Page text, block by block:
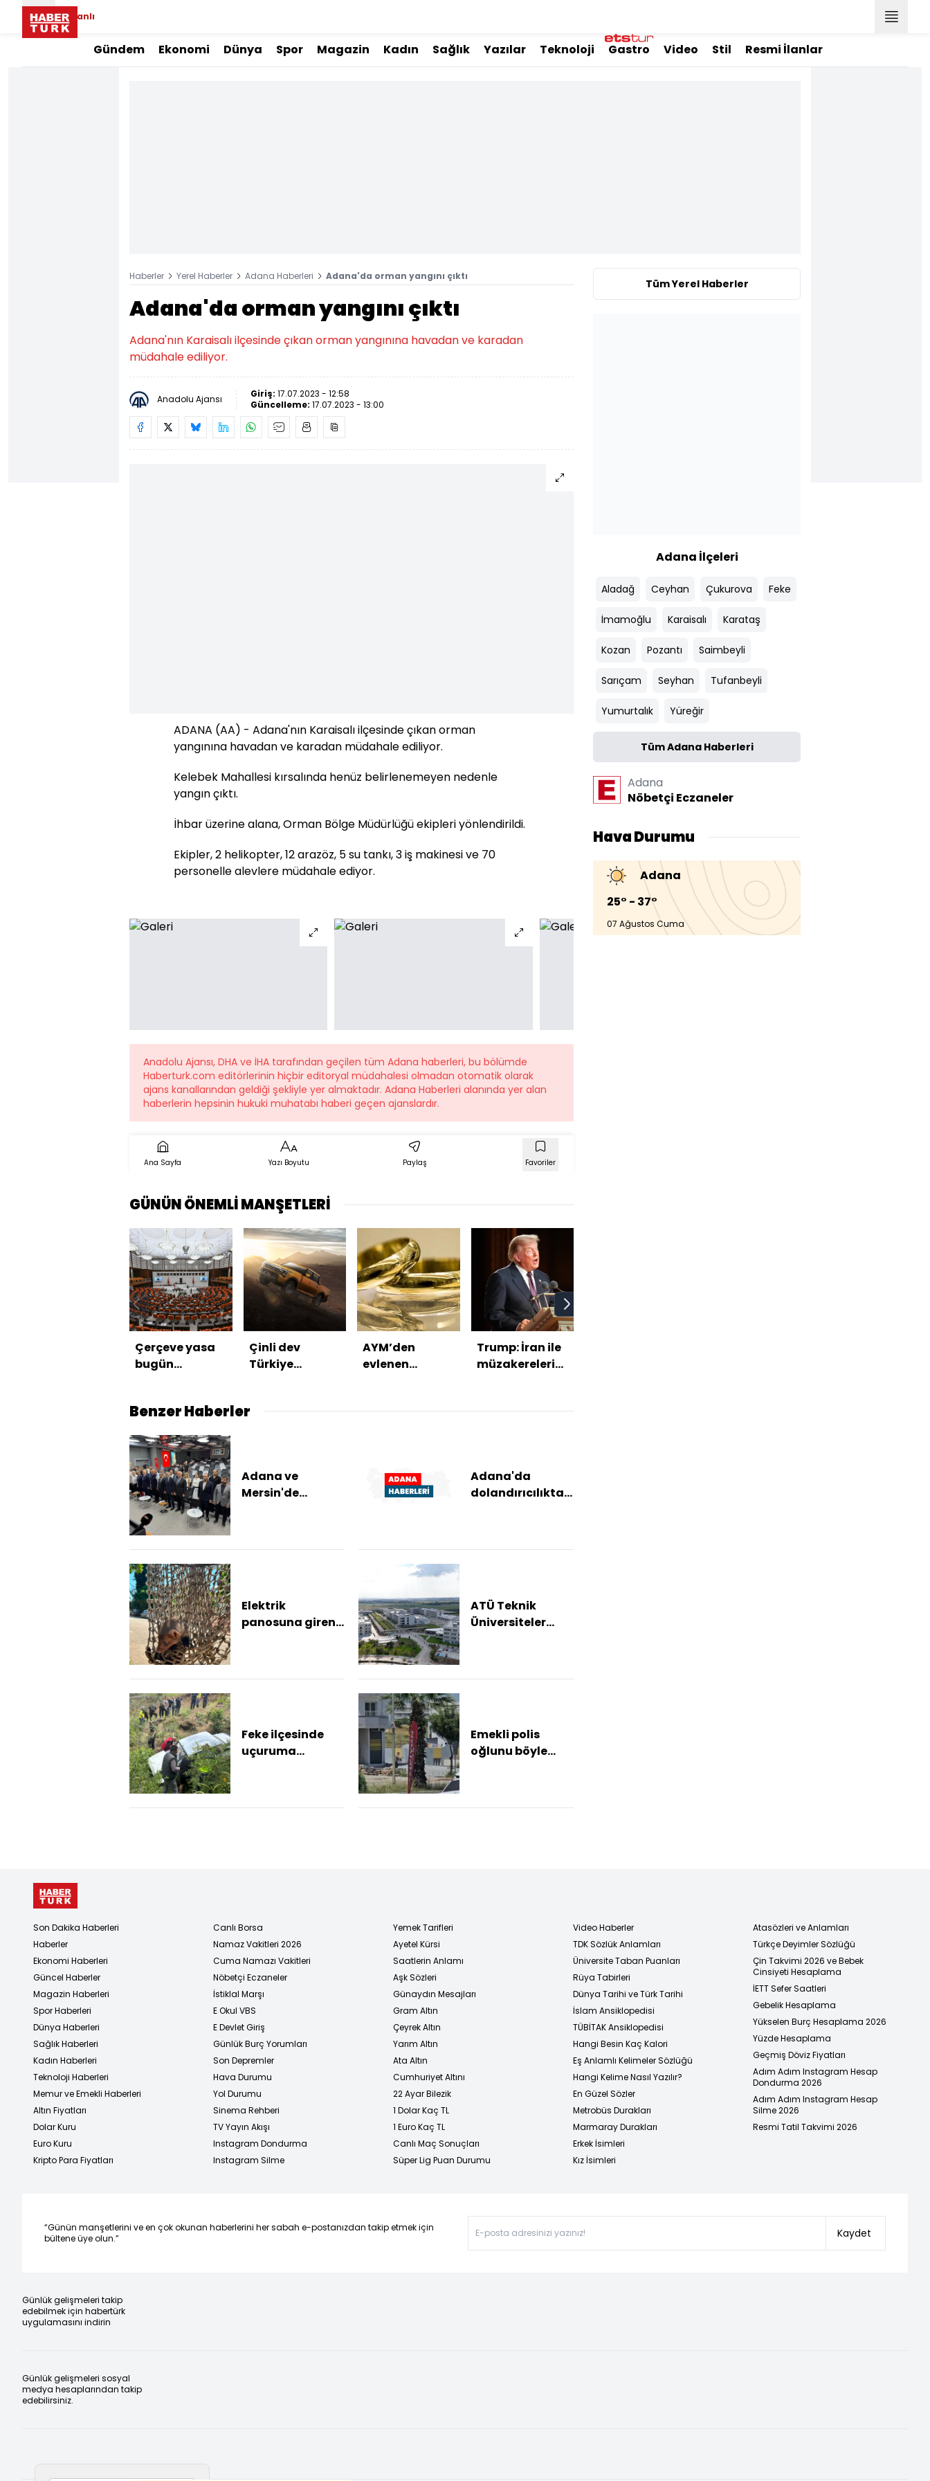
Canlı
Gündem Ekonomi Dünya Spor Magazin Kadın Sağlık Yazılar Teknoloji Gastro Video Stil Resmi İlanlar
Haberler Yerel Haberler Adana Haberleri Adana'da orman yangını çıktı
Adana'da orman yangını çıktı
Adana'nın Karaisalı ilçesinde çıkan orman yangınına havadan ve karadan
müdahale ediliyor.
Anadolu Ajansı Giriş: 17.07.2023 - 12:58
Güncelleme: 17.07.2023 - 13:00
ADANA (AA) - Adana'nın Karaisalı ilçesinde çıkan orman
yangınına havadan ve karadan müdahale ediliyor.
Kelebek Mahallesi kırsalında henüz belirlenemeyen nedenle
yangın çıktı.
İhbar üzerine alana, Orman Bölge Müdürlüğü ekipleri yönlendirildi.
Ekipler, 2 helikopter, 12 arazöz, 5 su tankı, 3 iş makinesi ve 70
personelle alevlere müdahale ediyor.
Anadolu Ajansı, DHA ve İHA tarafından geçilen tüm Adana haberleri, bu bölümde
Haberturk.com editörlerinin hiçbir editoryal müdahalesi olmadan otomatik olarak
ajans kanallarından geldiği şekliyle yer almaktadır. Adana Haberleri alanında yer alan
haberlerin hepsinin hukuki muhatabı haberi geçen ajanslardır.
Ana Sayfa Yazı Boyutu Paylaş Favoriler
GÜNÜN ÖNEMLİ MANŞETLERİ
Çerçeve yasa
bugün
Çinli dev
Türkiye
AYM’den
evlenen
ilişkin karar
Trump: İran ile
müzakereleri
Benzer Haberler
Adana ve
Mersin'de
Adana'da
dolandırıcılıktan
Elektrik
panosuna giren
ATÜ Teknik
Üniversiteler
Feke ilçesinde
uçuruma
Emekli polis
oğlunu böyle
Tüm Yerel Haberler
Adana İlçeleri
Aladağ Ceyhan Çukurova Feke
İmamoğlu Karaisalı Karataş
Kozan Pozantı Saimbeyli
Sarıçam Seyhan Tufanbeyli
Yumurtalık Yüreğir
Tüm Adana Haberleri
Adana
Nöbetçi Eczaneler
Hava Durumu
Adana
25° - 37°
07 Ağustos Cuma
Son Dakika Haberleri
Haberler
Ekonomi Haberleri
Güncel Haberler
Magazin Haberleri
Spor Haberleri
Dünya Haberleri
Sağlık Haberleri
Kadın Haberleri
Teknoloji Haberleri
Memur ve Emekli Haberleri
Altın Fiyatları
Dolar Kuru
Euro Kuru
Kripto Para Fiyatları
Canlı Borsa
Namaz Vakitleri 2026
Cuma Namazı Vakitleri
Nöbetçi Eczaneler
İstiklal Marşı
E Okul VBS
E Devlet Giriş
Günlük Burç Yorumları
Son Depremler
Hava Durumu
Yol Durumu
Sinema Rehberi
TV Yayın Akışı
Instagram Dondurma
Instagram Silme
Yemek Tarifleri
Ayetel Kürsi
Saatlerin Anlamı
Aşk Sözleri
Günaydın Mesajları
Gram Altın
Çeyrek Altın
Yarım Altın
Ata Altın
Cumhuriyet Altını
22 Ayar Bilezik
1 Dolar Kaç TL
1 Euro Kaç TL
Canlı Maç Sonuçları
Süper Lig Puan Durumu
Video Haberler
TDK Sözlük Anlamları
Üniversite Taban Puanları
Rüya Tabirleri
Dünya Tarihi ve Türk Tarihi
İslam Ansiklopedisi
TÜBİTAK Ansiklopedisi
Hangi Besin Kaç Kalori
Eş Anlamlı Kelimeler Sözlüğü
Hangi Kelime Nasıl Yazılır?
En Güzel Sözler
Metrobüs Durakları
Marmaray Durakları
Erkek İsimleri
Kız İsimleri
Atasözleri ve Anlamları
Türkçe Deyimler Sözlüğü
Çin Takvimi 2026 ve Bebek
Cinsiyeti Hesaplama
İETT Sefer Saatleri
Gebelik Hesaplama
Yükselen Burç Hesaplama 2026
Yüzde Hesaplama
Geçmiş Döviz Fiyatları
Adım Adım Instagram Hesap
Dondurma 2026
Adım Adım Instagram Hesap
Silme 2026
Resmi Tatil Takvimi 2026
“Günün manşetlerini ve en çok okunan haberlerini her sabah e-postanızdan takip etmek için
bültene üye olun.”
Kaydet
Günlük gelişmeleri takip
edebilmek için habertürk
uygulamasını indirin
Günlük gelişmeleri sosyal
medya hesaplarından takip
edebilirsiniz.